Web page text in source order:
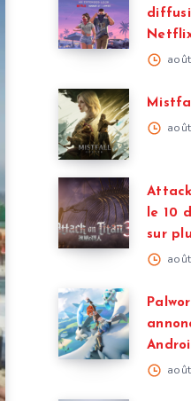
le 10
sur